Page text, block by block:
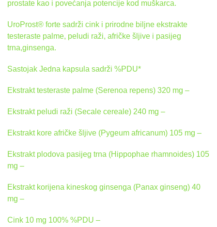
prostate kao i povećanja potencije kod muškarca.
UroProst® forte sadrži cink i prirodne biljne ekstrakte
testeraste palme, peludi raži, afričke šljive i pasijeg
trna,ginsenga.
Sastojak Jedna kapsula sadrži %PDU*
Ekstrakt testeraste palme (Serenoa repens) 320 mg –
Ekstrakt peludi raži (Secale cereale) 240 mg –
Ekstrakt kore afričke šljive (Pygeum africanum) 105 mg –
Ekstrakt plodova pasijeg trna (Hippophae rhamnoides) 105
mg –
Ekstrakt korijena kineskog ginsenga (Panax ginseng) 40
mg –
Cink 10 mg 100% %PDU –